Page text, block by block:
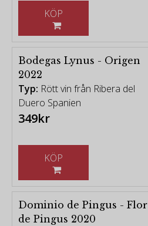
Bodegas Lynus - Origen
2022
Typ: Rött vin från Ribera del
Duero Spanien
349kr
Dominio de Pingus - Flor
de Pingus 2020